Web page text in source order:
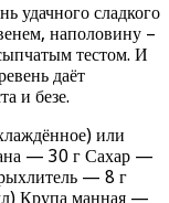
удачного сладкого
наполовину –
тестом. И
даёт
и безе.
или
— 30 г Сахар —
— 8 г
Крупа манная —